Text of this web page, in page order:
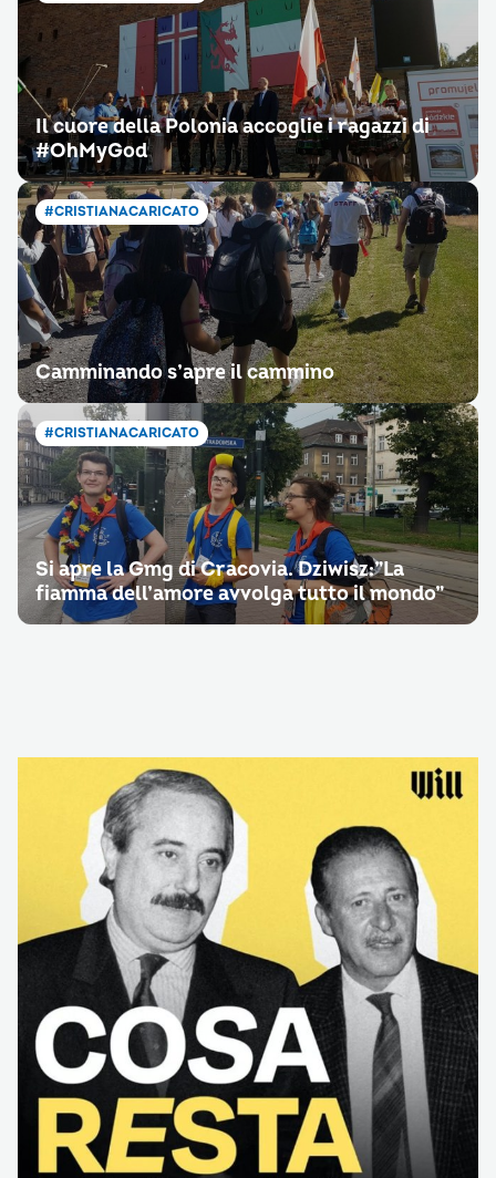
Il cuore della Polonia accoglie i ragazzi di
#OhMyGod
#CRISTIANACARICATO
Camminando s’apre il cammino
#CRISTIANACARICATO
Si apre la Gmg di Cracovia. Dziwisz:”La
fiamma dell’amore avvolga tutto il mondo”